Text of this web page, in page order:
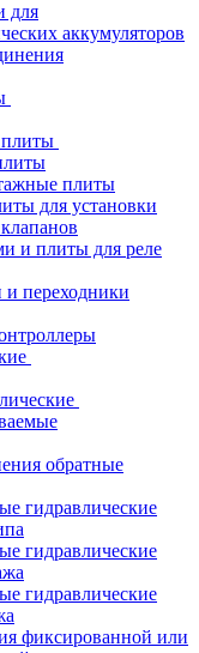
для
аккумуляторов
плиты
плиты
для установки
и плиты для реле
переходники
обратные
гидравлические
гидравлические
гидравлические
фиксированной или